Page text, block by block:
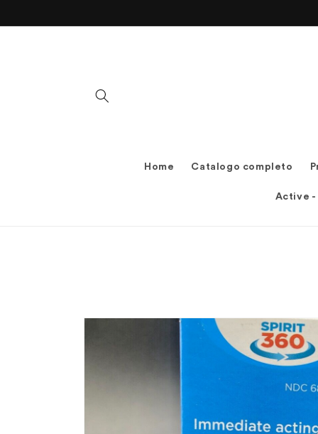
ai contenuti
Home Catalogo completo
Active -